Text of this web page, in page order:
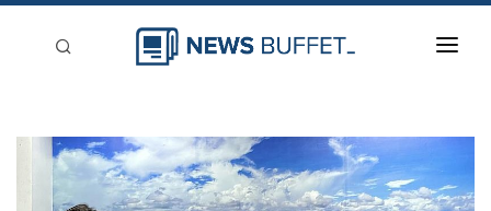
新聞稿分類